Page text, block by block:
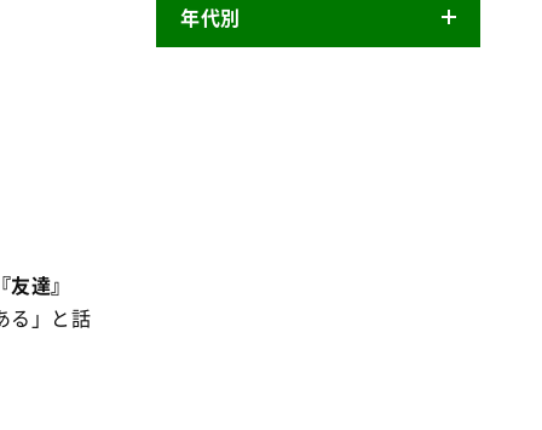
友達』
る」と話
ニュースリリース
年代別